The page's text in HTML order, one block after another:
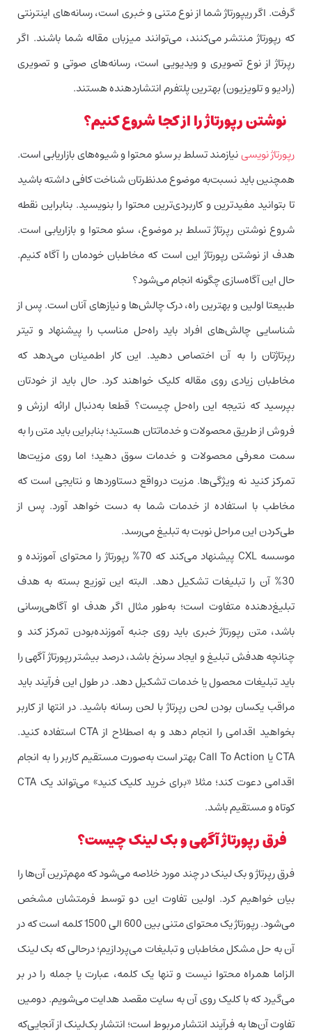
گرفت. اگر ریپورتاژ شما از نوع متنی و خبری است، رسانه‌های اینترنتی
که رپورتاژ منتشر می‌کنند، می‌توانند میزبان مقاله شما باشند. اگر
رپرتاژ از نوع تصویری و ویدیویی است، رسانه‌های صوتی و تصویری
(رادیو و تلویزیون) بهترین پلتفرم انتشاردهنده هستند.
نوشتن رپورتاژ را از کجا شروع کنیم؟
رپورتاژ نویسینیازمند تسلط بر سئو محتوا و شیوه‌های بازاریابی است.
همچنین باید نسبت‌به موضوع مدنظرتان شناخت کافی داشته باشید
تا بتوانید مفیدترین و کاربردی‌ترین محتوا را بنویسید. بنابراین نقطه
شروع نوشتن رپرتاژ تسلط بر موضوع، سئو محتوا و بازاریابی است.
هدف از نوشتن رپورتاژ این است که مخاطبان خودمان را آگاه کنیم.
حال این آگاه‌سازی چگونه انجام می‌شود؟
طبیعتا اولین و بهترین راه، درک چالش‌ها و نیازهای آنان است. پس از
شناسایی چالش‌های افراد باید راه‌حل مناسب را پیشنهاد و تیتر
رپرتاژتان را به آن اختصاص دهید. این کار اطمینان می‌دهد که
مخاطبان زیادی روی مقاله کلیک خواهند کرد. حال باید از خودتان
بپرسید که نتیجه این راه‌حل چیست؟ قطعا به‌دنبال ارائه ارزش و
فروش از طریق محصولات و خدماتتان هستید؛ بنابراین باید متن را به
سمت معرفی محصولات و خدمات سوق دهید؛ اما روی مزیت‌ها
تمرکز کنید نه ویژگی‌ها. مزیت در‌واقع دستاوردها و نتایجی است که
مخاطب با استفاده از خدمات شما به دست خواهد آورد. پس از
طی‌کردن این مراحل نوبت به تبلیغ می‌رسد.
موسسه CXL پیشنهاد می‌کند که 70% رپورتاژ را محتوای آموزنده و
30% آن را تبلیغات تشکیل دهد. البته این توزیع بسته به هدف
تبلیغ‌دهنده متفاوت است؛ به‌طور مثال اگر هدف او آگاهی‌رسانی
باشد، متن رپورتاژ خبری باید روی جنبه آموزنده‌بودن تمرکز کند و
چنانچه هدفش تبلیغ و ایجاد سرنخ باشد، درصد بیشتر رپورتاژ آگهی را
باید تبلیغات محصول یا خدمات تشکیل دهد. در طول این فرآیند باید
مراقب یکسان بودن لحن رپرتاژ با لحن رسانه باشید. در انتها از کاربر
بخواهید اقدامی را انجام دهد و به اصطلاح از CTA استفاده کنید.
CTA یا Call To Action بهتر است به‌صورت مستقیم کاربر را به انجام
اقدامی دعوت کند؛ مثلا «برای خرید کلیک کنید» می‌تواند یک CTA
کوتاه و مستقیم باشد.
فرق رپورتاژ آگهی و بک لینک چیست؟
فرق رپرتاژ و بک لینک در چند مورد خلاصه می‌شود که مهم‌ترین آن‌ها را
بیان خواهیم کرد. اولین تفاوت این دو توسط فرمتشان مشخص
می‌شود. رپورتاژ یک محتوای متنی بین 600 الی 1500 کلمه است که در
آن به حل مشکل مخاطبان و تبلیغات می‌پردازیم؛ در‌حالی که بک لینک
الزاما همراه محتوا نیست و تنها یک کلمه، عبارت یا جمله را در بر
می‌گیرد که با کلیک روی آن به سایت مقصد هدایت می‌شویم. دومین
تفاوت آن‌ها به فرآیند انتشار مربوط است؛ انتشار بک‌لینک از آنجایی‌که